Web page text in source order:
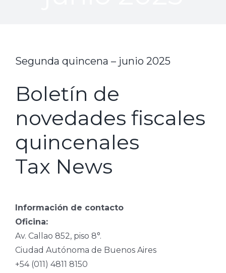
Segunda quincena – junio 2025
Boletín de
novedades fiscales
quincenales
Tax News
Información de contacto
Oficina:
Av. Callao 852, piso 8°.
Ciudad Autónoma de Buenos Aires
+54 (011) 4811 8150